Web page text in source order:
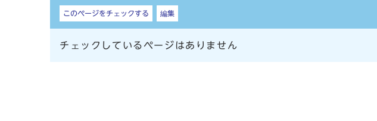
しおり
このページをチェックする 編集
チェックしているページはありません